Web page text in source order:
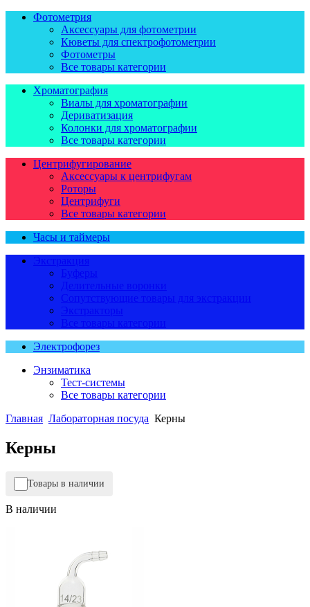
Фотометрия
Аксессуары для фотометрии
Кюветы для спектрофотометрии
Фотометры
Все товары категории
Хроматография
Виалы для хроматографии
Дериватизация
Колонки для хроматографии
Все товары категории
Центрифугирование
Аксессуары к центрифугам
Роторы
Центрифуги
Все товары категории
Часы и таймеры
Экстракция
Буферы
Делительные воронки
Сопутствующие товары для экстракции
Экстракторы
Все товары категории
Электрофорез
Энзиматика
Тест-системы
Все товары категории
Главная Лабораторная посуда Керны
Керны
Товары в наличии
В наличии